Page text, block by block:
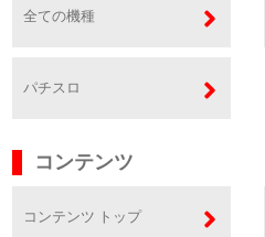
全ての機種
パチスロ
コンテンツ
コンテンツ トップ